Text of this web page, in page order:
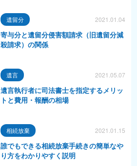
遺留分 2021.01.04
寄与分と遺留分侵害額請求（旧遺留分減
殺請求）の関係
遺言 2021.05.07
遺言執行者に司法書士を指定するメリッ
トと費用・報酬の相場
相続放棄 2021.01.15
誰でもできる相続放棄手続きの簡単なや
り方をわかりやすく説明